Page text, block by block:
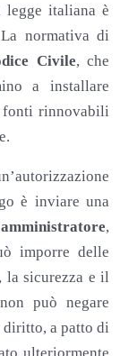
italiana è
normativa di
Civile, che
a installare
rinnovabili
è inviare una
,
imporre delle
la sicurezza e il
può negare
a patto di
ulteriormente